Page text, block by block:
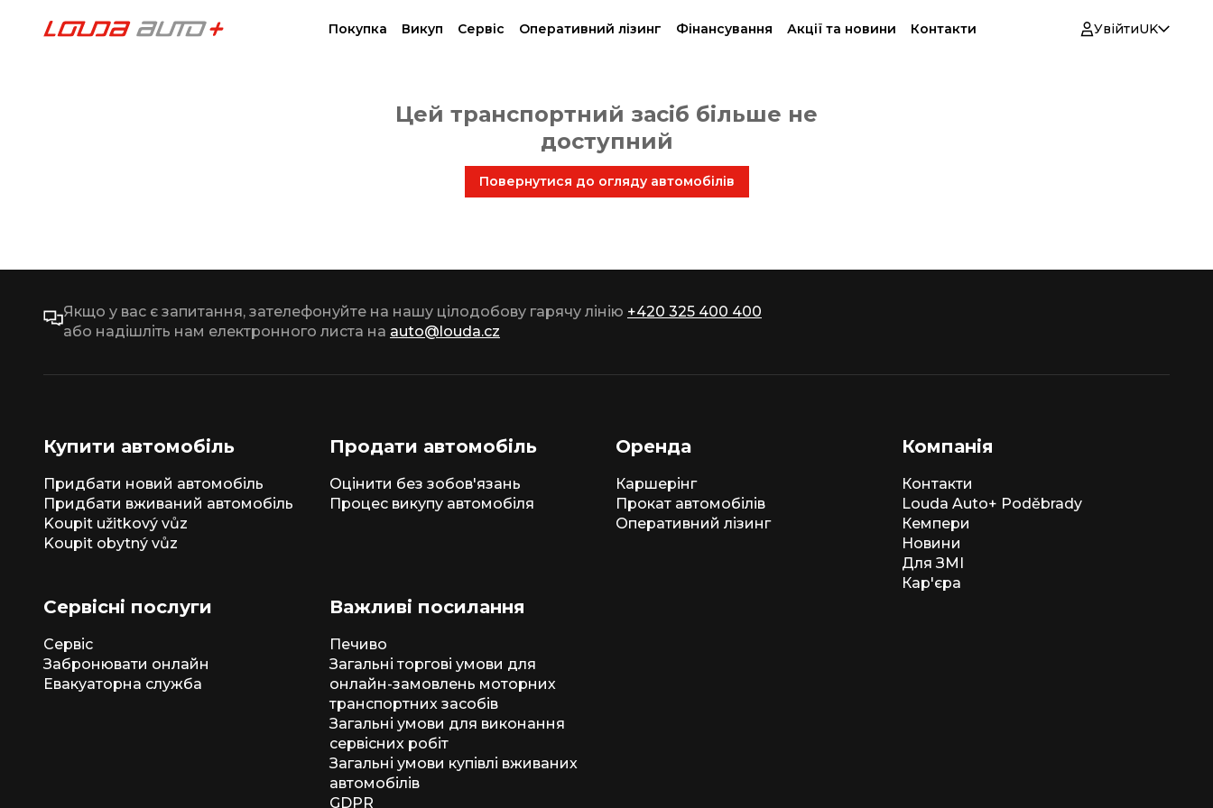
Покупка Викуп Сервіс Oперативний лізинг Фінансування Акції та новини Контакти УвійтиUK
Цей транспортний засіб більше не
доступний
Повернутися до огляду автомобілів
Якщо у вас є запитання, зателефонуйте на нашу цілодобову гарячу лінію +420 325 400 400
або надішліть нам електронного листа на auto@louda.cz
Купити автомобіль
Придбати новий автомобіль
Придбати вживаний автомобіль
Koupit užitkový vůz
Koupit obytný vůz
Продати автомобіль
Оцінити без зобов'язань
Процес викупу автомобіля
Оренда
Каршерінг
Прокат автомобілів
Оперативний лізинг
Компанія
Контакти
Louda Auto+ Poděbrady
Кемпери
Новини
Для ЗМІ
Кар'єра
Сервісні послуги
Сервіс
Забронювати онлайн
Евакуаторна служба
Важливі посилання
Печиво
Загальні торгові умови для
онлайн-замовлень моторних
транспортних засобів
Загальні умови для виконання
сервісних робіт
Загальні умови купівлі вживаних
автомобілів
GDPR